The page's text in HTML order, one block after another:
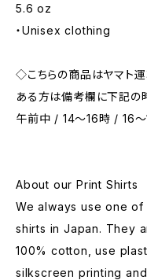
5.6 oz
・Unisex clothing
◇こちらの商品はヤマト
ある方は備考欄に下記の
午前中 / 14～16時 / 16
About our Print Shirts
We always use one
shirts in Japan. They
100% cotton, use
silkscreen printing